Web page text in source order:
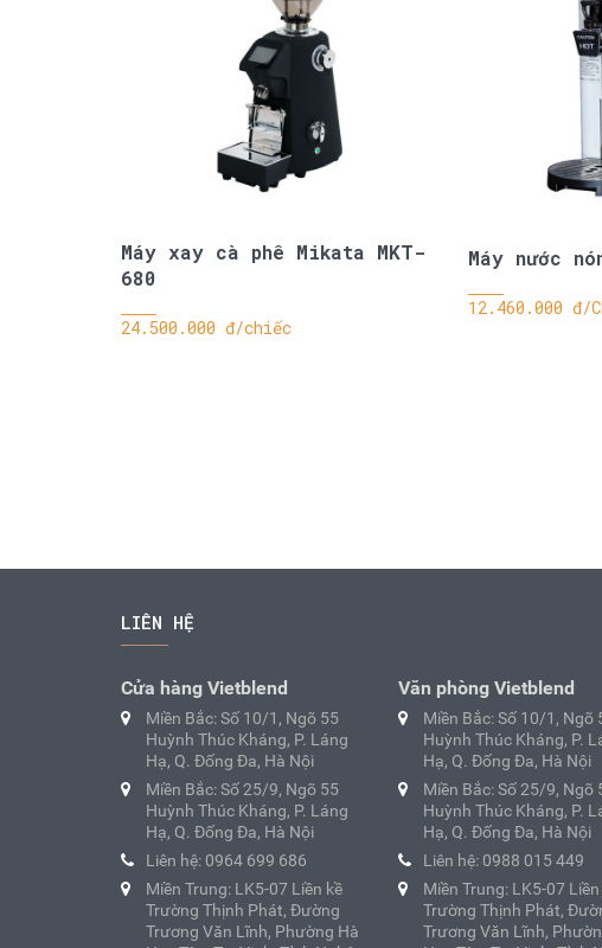
Máy xay cà phê Mikata MKT-
680
24.500.000 đ/chiếc
Máy nước
12.460.000 đ/
LIÊN HỆ
Cửa hàng Vietblend
Miền Bắc: Số 10/1, Ngõ 55
Huỳnh Thúc Kháng, P. Láng
Hạ, Q. Đống Đa, Hà Nội
Miền Bắc: Số 25/9, Ngõ 55
Huỳnh Thúc Kháng, P. Láng
Hạ, Q. Đống Đa, Hà Nội
Liên hệ: 0964 699 686
Miền Trung: LK5-07 Liền kề
Trường Thịnh Phát, Đường
Trương Văn Lĩnh, Phường Hà
Văn phòng Vietblend
Miền Bắc: Số 10/1, Ngõ
Huỳnh Thúc Kháng, P.
Hạ, Q. Đống Đa, Hà Nội
Miền Bắc: Số 25/9, Ngõ
Huỳnh Thúc Kháng, P.
Hạ, Q. Đống Đa, Hà Nội
Liên hệ: 0988 015 449
Miền Trung: LK5-07 Liền
Trường Thịnh Phát,
Trương Văn Lĩnh,